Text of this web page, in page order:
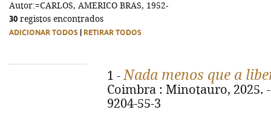
Autor:=CARLOS, AMERICO BRAS, 1952-
30 registos encontrados
ADICIONAR TODOS RETIRAR TODOS
1 -Nada menos que a
Coimbra : Minotauro, 2025. -
9204-55-3